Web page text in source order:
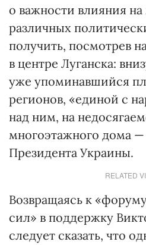
о важности влияния
различных
получить, посмотрев
в центре Луганска:
уже упоминавшийся
регионов, «единой с
над ним, на
многоэтажного дома
Президента Украины.
RELATED
Возвращаясь к
сил» в поддержку
следует сказать, что